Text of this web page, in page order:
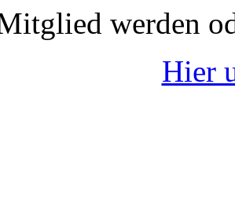
werden
Hier